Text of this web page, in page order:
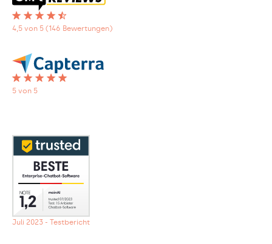
4,5 von 5 (146 Bewertungen)
5 von 5
Juli 2023 - Testbericht